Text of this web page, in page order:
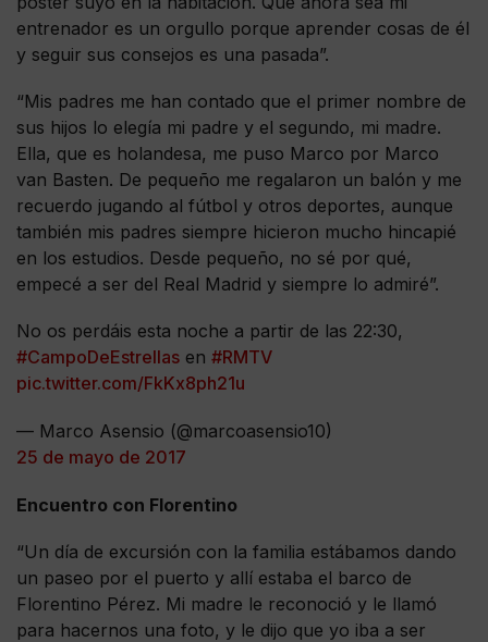
entrenador es un orgullo porque aprender cosas de él
y seguir sus consejos es una pasada”.
“Mis padres me han contado que el primer nombre de
sus hijos lo elegía mi padre y el segundo, mi madre.
Ella, que es holandesa, me puso Marco por Marco
van Basten. De pequeño me regalaron un balón y me
recuerdo jugando al fútbol y otros deportes, aunque
también mis padres siempre hicieron mucho hincapié
en los estudios. Desde pequeño, no sé por qué,
empecé a ser del Real Madrid y siempre lo admiré”.
No os perdáis esta noche a partir de las 22:30,
#CampoDeEstrellas en #RMTV
pic.twitter.com/FkKx8ph21u
— Marco Asensio (@marcoasensio10)
25 de mayo de 2017
Encuentro con Florentino
“Un día de excursión con la familia estábamos dando
un paseo por el puerto y allí estaba el barco de
Florentino Pérez. Mi madre le reconoció y le llamó
para hacernos una foto, y le dijo que yo iba a ser